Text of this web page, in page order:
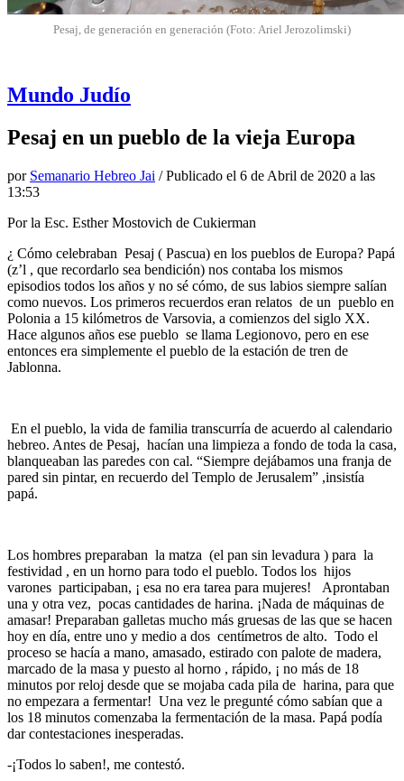
Pesaj, de generación en generación (Foto: Ariel Jerozolimski)
Mundo Judío
Pesaj en un pueblo de la vieja Europa
por Semanario Hebreo Jai / Publicado el 6 de Abril de 2020 a las
13:53
Por la Esc. Esther Mostovich de Cukierman
¿ Cómo celebraban Pesaj ( Pascua) en los pueblos de Europa? Papá
(z’l , que recordarlo sea bendición) nos contaba los mismos
episodios todos los años y no sé cómo, de sus labios siempre salían
como nuevos. Los primeros recuerdos eran relatos de un pueblo en
Polonia a 15 kilómetros de Varsovia, a comienzos del siglo XX.
Hace algunos años ese pueblo se llama Legionovo, pero en ese
entonces era simplemente el pueblo de la estación de tren de
Jablonna.
En el pueblo, la vida de familia transcurría de acuerdo al calendario
hebreo. Antes de Pesaj, hacían una limpieza a fondo de toda la casa,
blanqueaban las paredes con cal. “Siempre dejábamos una franja de
pared sin pintar, en recuerdo del Templo de Jerusalem” ,insistía
papá.
Los hombres preparaban la matza (el pan sin levadura ) para la
festividad , en un horno para todo el pueblo. Todos los hijos
varones participaban, ¡ esa no era tarea para mujeres! Aprontaban
una y otra vez, pocas cantidades de harina. ¡Nada de máquinas de
amasar! Preparaban galletas mucho más gruesas de las que se hacen
hoy en día, entre uno y medio a dos centímetros de alto. Todo el
proceso se hacía a mano, amasado, estirado con palote de madera,
marcado de la masa y puesto al horno , rápido, ¡ no más de 18
minutos por reloj desde que se mojaba cada pila de harina, para que
no empezara a fermentar! Una vez le pregunté cómo sabían que a
los 18 minutos comenzaba la fermentación de la masa. Papá podía
dar contestaciones inesperadas.
-¡Todos lo saben!, me contestó.